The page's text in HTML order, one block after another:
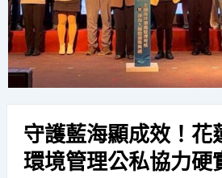
守護藍海顯成效！花
環境管理公私協力硬